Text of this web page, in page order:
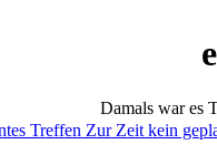
Damals war es
Zur Zeit kein